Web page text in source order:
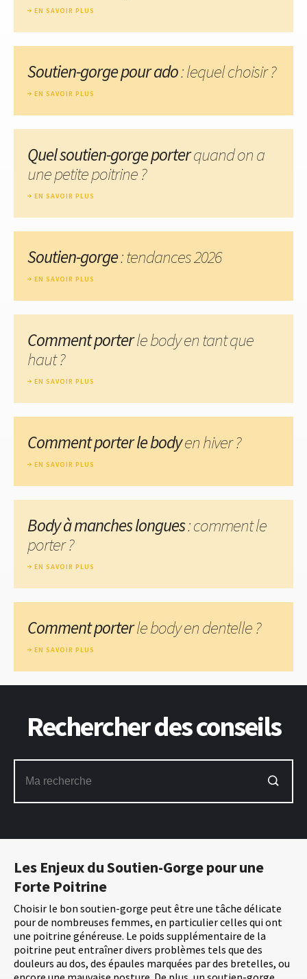
Les Enjeux du Soutien-Gorge pour une
Forte Poitrine
Choisir le bon soutien-gorge peut être une tâche délicate
pour de nombreuses femmes, en particulier celles qui ont
une poitrine généreuse. Le poids supplémentaire de la
poitrine peut entraîner divers problèmes tels que des
douleurs au dos, des épaules marquées par des bretelles, ou
EN SAVOIR PLUS
Soutien-gorge pour ado: lequel choisir ?
EN SAVOIR PLUS
Quel soutien-gorge porterquand on a
une petite poitrine ?
EN SAVOIR PLUS
Soutien-gorge: tendances 2026
EN SAVOIR PLUS
Comment porterle body en tant que
haut ?
EN SAVOIR PLUS
Comment porter le bodyen hiver ?
EN SAVOIR PLUS
Body à manches longues: comment le
porter ?
EN SAVOIR PLUS
Comment porterle body en dentelle ?
EN SAVOIR PLUS
Rechercher des conseils